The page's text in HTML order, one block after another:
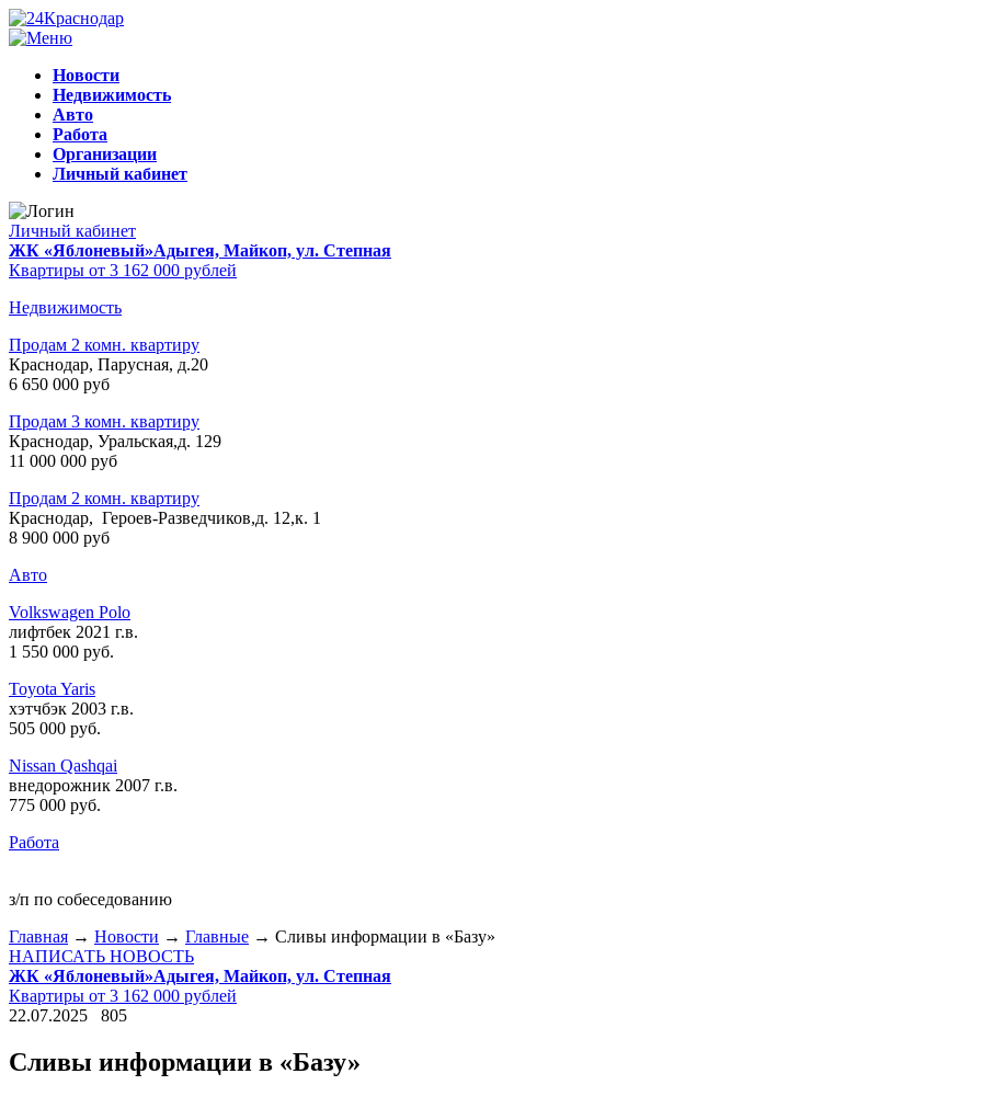
Новости
Недвижимость
Авто
Работа
Организации
Личный кабинет
Личный кабинет
ЖК «Яблоневый»Адыгея, Майкоп, ул. Степная
Квартиры от 3 162 000 рублей
Недвижимость
Продам 2 комн. квартиру
Краснодар, Парусная, д.20
6 650 000 руб
Продам 3 комн. квартиру
Краснодар, Уральская,д. 129
11 000 000 руб
Продам 2 комн. квартиру
Краснодар, Героев-Разведчиков,д. 12,к. 1
8 900 000 руб
Авто
Volkswagen Polo
лифтбек 2021 г.в.
1 550 000 руб.
Toyota Yaris
хэтчбэк 2003 г.в.
505 000 руб.
Nissan Qashqai
внедорожник 2007 г.в.
775 000 руб.
Работа
з/п по собеседованию
Главная → Новости → Главные → Сливы информации в «Базу»
НАПИСАТЬ НОВОСТЬ
ЖК «Яблоневый»Адыгея, Майкоп, ул. Степная
Квартиры от 3 162 000 рублей
22.07.2025
805
Сливы информации в «Базу»